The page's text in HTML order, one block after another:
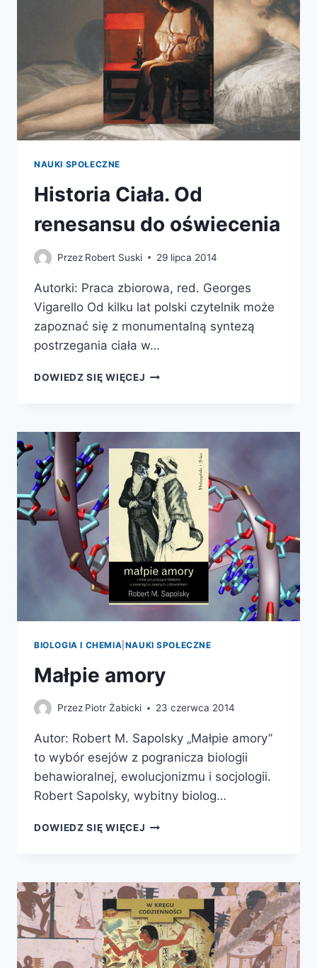
NAUKI SPOŁECZNE
Historia Ciała. Od
renesansu do oświecenia
Przez Robert Suski 29 lipca 2014
Autorki: Praca zbiorowa, red. Georges
Vigarello Od kilku lat polski czytelnik może
zapoznać się z monumentalną syntezą
postrzegania ciała w…
DOWIEDZ SIĘ WIĘCEJ HISTORIA
DO
OŚWIECENIA
BIOLOGIA I CHEMIA NAUKI SPOŁECZNE
Małpie amory
Przez Piotr Żabicki 23 czerwca 2014
Autor: Robert M. Sapolsky „Małpie amory”
to wybór esejów z pogranicza biologii
behawioralnej, ewolucjonizmu i socjologii.
Robert Sapolsky, wybitny biolog…
DOWIEDZ SIĘ WIĘCEJ MAŁPIE